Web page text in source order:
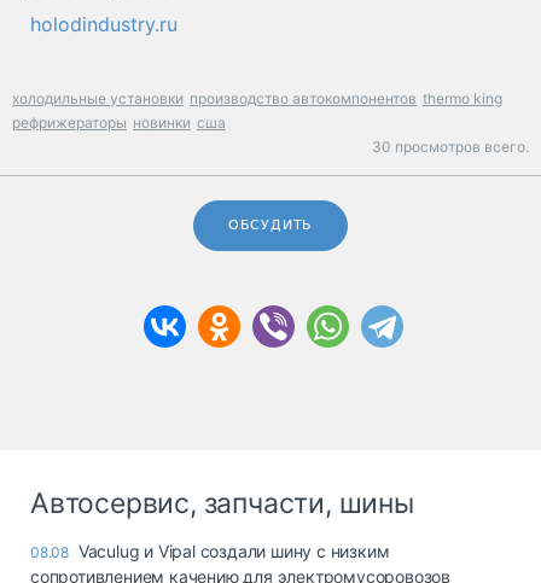
holodindustry.ru
холодильные установки производство автокомпонентов thermo king
рефрижераторы новинки сша
30 просмотров всего.
ОБСУДИТЬ
Автосервис, запчасти, шины
08.08 Vaculug и Vipal создали шину с низким
сопротивлением качению для электромусоровозов